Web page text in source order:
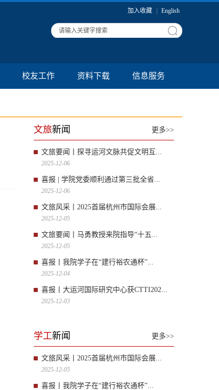
加入收藏 English
校友工作 资料下载 信息服务
更多>>
文旅新闻
文旅要闻丨探寻运河文脉共促文明互...
2025-12-06
喜报 | 学院党委顺利通过第三批全省...
2025-12-06
文旅风采丨2025首届杭州市国际会展...
2025-12-05
文旅要闻丨马勇教授来院指导“十五...
2025-12-05
喜报丨我院学子在“建行裕农通杯”...
2025-12-04
喜报丨大运河国际研究中心获CTTI202...
2025-12-03
更多>>
学工新闻
文旅风采丨2025首届杭州市国际会展...
2025-12-05
喜报丨我院学子在“建行裕农通杯”...